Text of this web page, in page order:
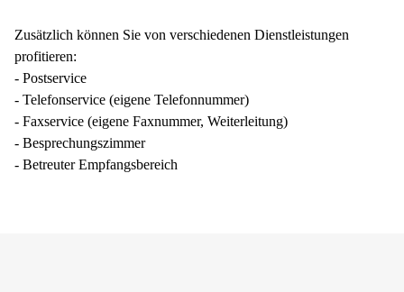
Zusätzlich können Sie von verschiedenen Dienstleistungen
profitieren:
- Postservice
- Telefonservice (eigene Telefonnummer)
- Faxservice (eigene Faxnummer, Weiterleitung)
- Besprechungszimmer
- Betreuter Empfangsbereich